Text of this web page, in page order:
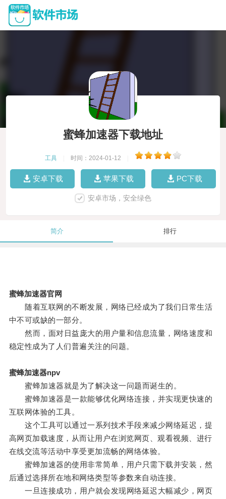
蜜蜂加速器下载地址
工具 时间：2024-01-12
安卓下载 苹果下载 PC下载
安卓市场，安全绿色
简介 排行
蜜蜂加速器官网
随着互联网的不断发展，网络已经成为了我们日常生活
中不可或缺的一部分。
然而，面对日益庞大的用户量和信息流量，网络速度和
稳定性成为了人们普遍关注的问题。
蜜蜂加速器npv
蜜蜂加速器就是为了解决这一问题而诞生的。
蜜蜂加速器是一款能够优化网络连接，并实现更快速的
互联网体验的工具。
这个工具可以通过一系列技术手段来减少网络延迟，提
高网页加载速度，从而让用户在浏览网页、观看视频、进行
在线交流等活动中享受更加流畅的网络体验。
蜜蜂加速器的使用非常简单，用户只需下载并安装，然
后通过选择所在地和网络类型等参数来自动连接。
一旦连接成功，用户就会发现网络延迟大幅减少，网页